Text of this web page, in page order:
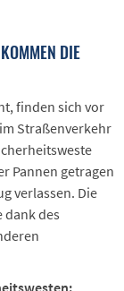
DIE
finden sich vor
Straßenverkehr
Pannen getragen
verlassen. Die
dank des